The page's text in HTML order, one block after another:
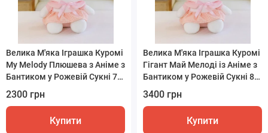
Велика М'яка Іграшка Куромі
My Melody Плюшева з Аніме з
Бантиком у Рожевій Сукні 70
см
2300 грн
Купити
Велика М'яка Іграшка Куромі
Гігант Май Мелоді із Аніме з
Бантиком у Рожевій Сукні 85
см
3400 грн
Купити